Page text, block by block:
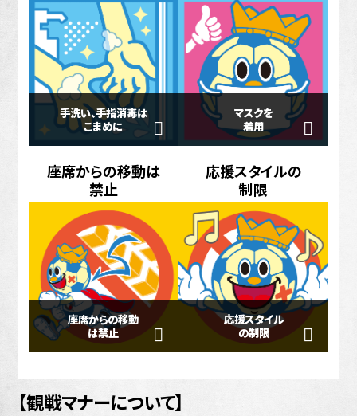
手洗い、手指消毒は
こまめに
マスクを
着用
座席からの移動は
禁止
座席からの移動
は禁止
応援スタイルの
制限
応援スタイル
の制限
【観戦マナーについて】